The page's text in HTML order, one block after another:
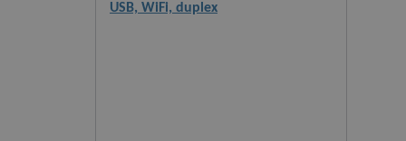
USB, WiFi, duplex